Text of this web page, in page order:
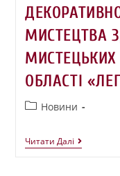
МИСТЕЦТВА
МИСТЕЦЬКИХ
ОБЛАСТІ
Новини
Читати Далі